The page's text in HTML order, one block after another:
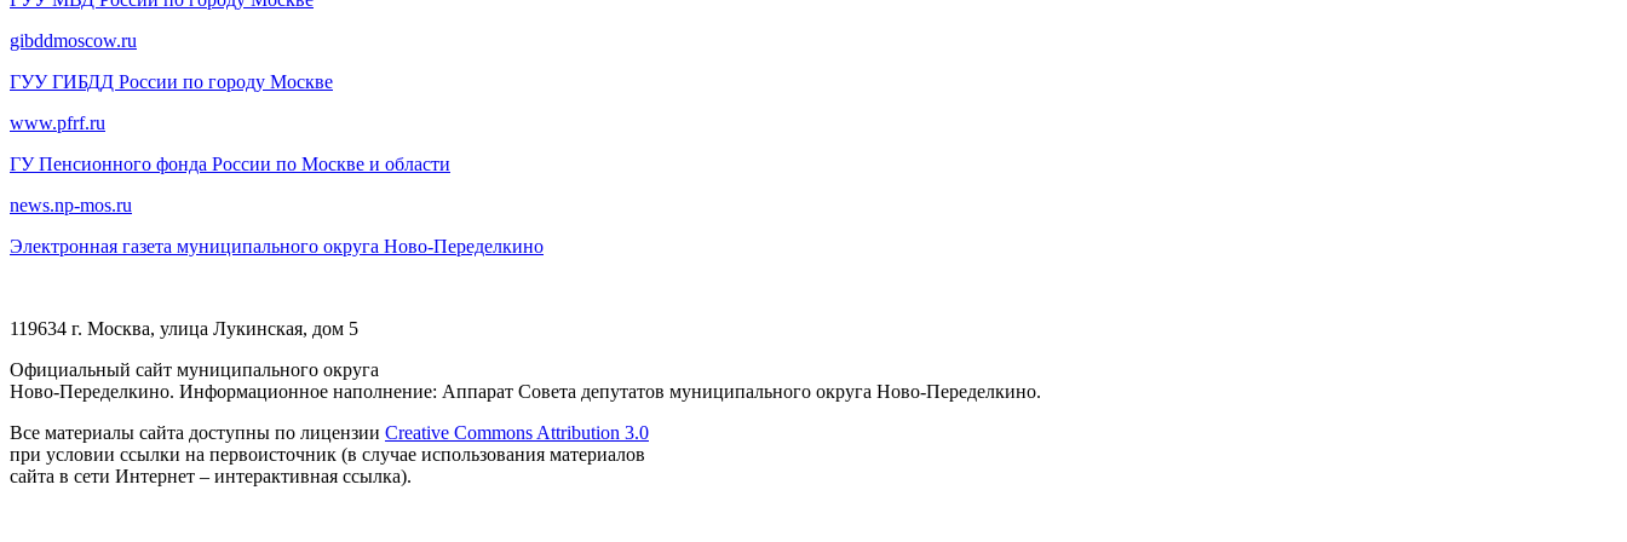
gibddmoscow.ru
ГУУ ГИБДД России по городу Москве
www.pfrf.ru
ГУ Пенсионного фонда России по Москве и области
news.np-mos.ru
Электронная газета муниципального округа Ново-Переделкино
119634 г. Москва, улица Лукинская, дом 5
Официальный сайт муниципального округа
Ново-Переделкино. Информационное наполнение: Аппарат Совета депутатов муниципального округа Ново-Переделкино.
Все материалы сайта доступны по лицензии Creative Commons Attribution 3.0
при условии ссылки на первоисточник (в случае использования материалов
сайта в сети Интернет – интерактивная ссылка).